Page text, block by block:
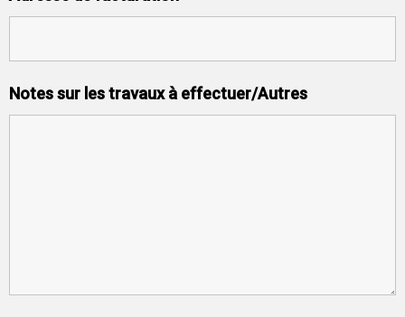
Notes sur les travaux à effectuer/Autres